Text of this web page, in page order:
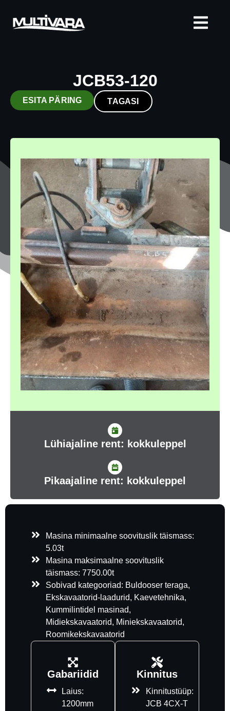
JCB53-120
ESITA PÄRING TAGASI
Lühiajaline rent: kokkuleppel
Pikaajaline rent: kokkuleppel
Masina minimaalne soovituslik täismass:
5.03t
Masina maksimaalne soovituslik
täismass: 7750.00t
Sobivad kategooriad: Buldooser teraga,
Ekskavaatorid-laadurid, Kaevetehnika,
Kummilintidel masinad,
Midiekskavaatorid, Miniekskavaatorid,
Roomikekskavaatorid
Gabariidid
Laius:
1200mm
Kinnitus
Kinnitustüüp:
JCB 4CX-T